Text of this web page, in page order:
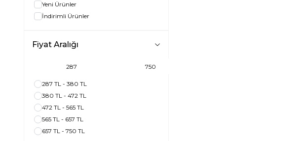
Yeni Ürünler
İndirimli Ürünler
Fiyat Aralığı
287 TL - 380 TL
380 TL - 472 TL
472 TL - 565 TL
565 TL - 657 TL
657 TL - 750 TL